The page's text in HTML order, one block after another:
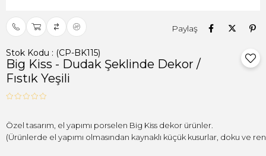
Paylaş
Stok Kodu (CP-BK115)
Big Kiss - Dudak Şeklinde Dekor /
Fıstık Yeşili
(Ürünlerde el yapımı olmasından kaynaklı küçük kusurlar, doku ve